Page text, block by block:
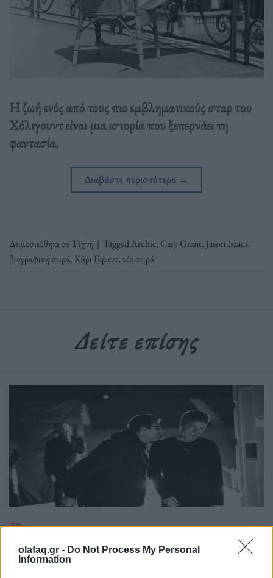
olafaq.gr - Do Not Process My Personal
Information
Η ζωή ενός από τους πιο εμβληματικούς σταρ του
Χόλιγουντ είναι μια ιστορία που ξεπερνάει τη
φαντασία.
Διαβάστε περισσότερα →
Δημοσιεύθηκε σεΤέχνη | TaggedArchie, Cary Grant, Jason Isaacs,
βιογραφική σειρά, Κάρι Γκραντ,νέα σειρά
Δείτε επίσης
Τέχνη
Το Disney δίνει teaser για το documentary
“Don’t Look Back in Anger” των Oasis